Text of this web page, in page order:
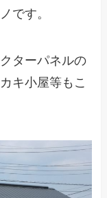
です。
ターパネルの
キ小屋等もこ